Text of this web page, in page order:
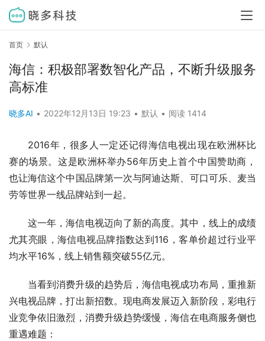
首页 默认
海信：积极部署数智化产品，不断升级服务
高标准
晓多AI • 2022年12月13日 19:23 • 默认 • 阅读 1414
2016年，很多人一定还记得海信电视出现在欧洲杯比
赛的场景。这是欧洲杯举办56年历史上首个中国赞助商，
也让海信这个中国品牌第一次与阿迪达斯、可口可乐、麦当
劳等世界一线品牌站到一起。
这一年，海信电视迈向了新的高度。其中，线上的成绩
尤其亮眼，海信电视品牌指数达到116，客单价超过行业平
均水平16%，线上销售额突破55亿元。
当看到消费升级的趋势后，海信电视成功布局，重推新
兴电视品牌，打出新招数。现电商发展迈入新阶段，彩电行
业竞争依旧激烈，消费升级趋势缓慢，海信在电商服务侧也
重遇难题：